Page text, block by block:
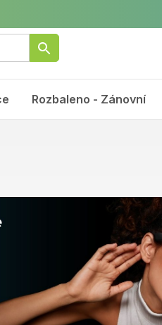
Rozbaleno - Zánovní